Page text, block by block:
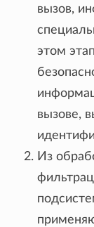
вызов,
этом
вызове,
Из